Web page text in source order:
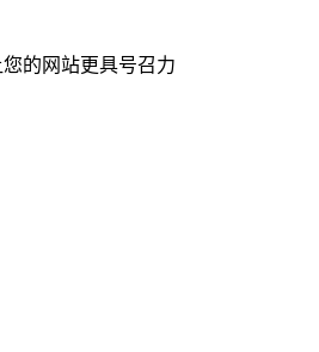
的网站更具号召力